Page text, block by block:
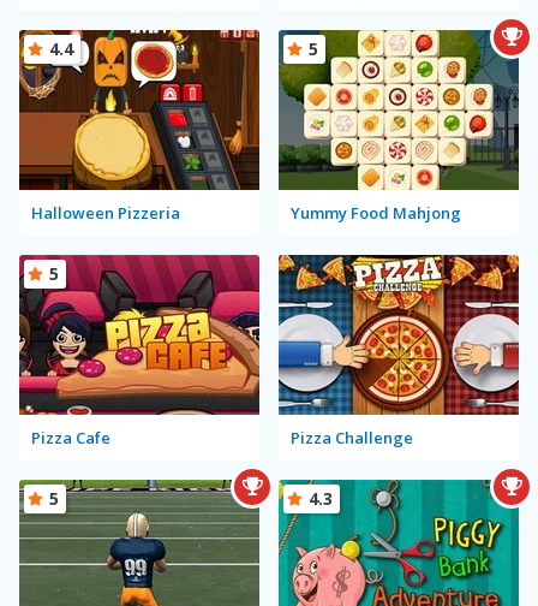
Halloween Pizzeria
4.4
Yummy Food Mahjong
5
Pizza Cafe
5
Pizza Challenge
5 4.3